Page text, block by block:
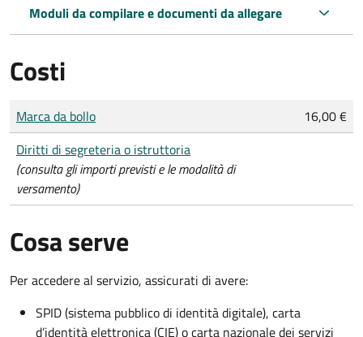
Moduli da compilare e documenti da allegare
Costi
Tipo di pagamento
Importo
Marca da bollo
16,00 €
Diritti di segreteria o istruttoria
(consulta gli importi previsti e le modalità di
versamento)
Cosa serve
Per accedere al servizio, assicurati di avere:
SPID (sistema pubblico di identità digitale), carta
d’identità elettronica (CIE) o carta nazionale dei servizi